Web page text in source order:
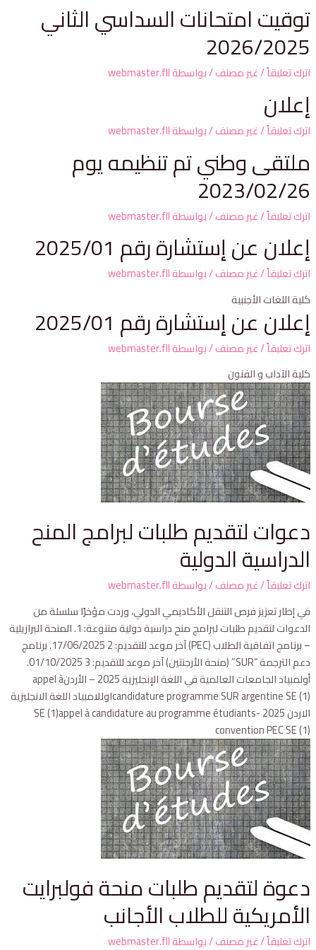
توقيت امتحانات السداسي الثاني
2026/2025
اترك تعليقاً/غير مصنف/ بواسطةwebmaster.fll
إعلان
اترك تعليقاً/غير مصنف/ بواسطةwebmaster.fll
ملتقى وطني تم تنظيمه يوم
2023/02/26
اترك تعليقاً/غير مصنف/ بواسطةwebmaster.fll
إعلان عن إستشارة رقم 2025/01
اترك تعليقاً/غير مصنف/ بواسطةwebmaster.fll
كلية اللغات الأجنبية
إعلان عن إستشارة رقم 2025/01
اترك تعليقاً/غير مصنف/ بواسطةwebmaster.fll
كلية الآداب و الفنون
دعوات لتقديم طلبات لبرامج المنح
الدراسية الدولية
اترك تعليقاً/غير مصنف/ بواسطةwebmaster.fll
في إطار تعزيز فرص التنقل الأكاديمي الدولي، وردت مؤخرًا سلسلة من
الدعوات لتقديم طلبات لبرامج منح دراسية دولية متنوعة: 1. المنحة البرازيلية
– برنامج اتفاقية الطلاب (PEC) آخر موعد للتقديم: 17/06/2025 2. برنامج
دعم الترجمة “SUR” (منحة الأرجنتين) آخر موعد للتقديم: 01/10/2025 3.
أولمبياد الجامعات العالمية في اللغة الإنجليزية 2025 – الأردنappel à
candidature programme SUR argentine SE (1)اوللامبياد اللغة الانجليزية
الاردن 2025 SE (1)appel à candidature au programme étudiants-
convention PEC SE (1)
دعوة لتقديم طلبات منحة فولبرايت
الأمريكية للطلاب الأجانب
اترك تعليقاً/غير مصنف/ بواسطةwebmaster.fll